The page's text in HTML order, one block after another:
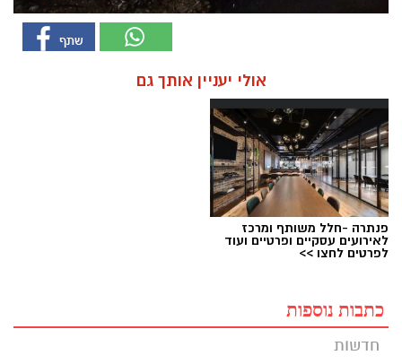
אולי יעניין אותך גם
פנתרה -חלל משותף ומרכז
לאירועים עסקיים ופרטיים ועוד
לפרטים לחצו >>
כתבות נוספות
חדשות